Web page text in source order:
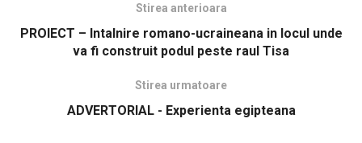
Stirea anterioara
PROIECT – Intalnire romano-ucraineana in locul unde
va fi construit podul peste raul Tisa
Stirea urmatoare
ADVERTORIAL - Experienta egipteana